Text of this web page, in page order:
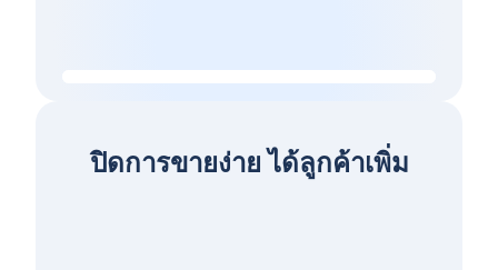
ปิดการขายง่าย ได้ลูกค้าเพิ่ม